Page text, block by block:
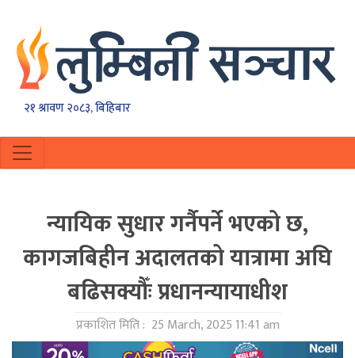
२१ श्रावण २०८३, बिहिबार
न्यायिक सुधार गर्नैपर्ने भएको छ,
कागजबिहीन अदालतको यात्रामा अघि
बढिसक्यौँः प्रधानन्यायाधीश
प्रकाशित मिति : 25 March, 2025 11:41 am